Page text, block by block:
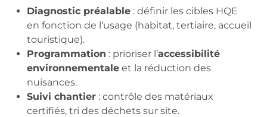
Diagnostic préalable : définir les cibles HQE
en fonction de l’usage (habitat, tertiaire, accueil
touristique).
Programmation : prioriser l’accessibilité
environnementale et la réduction des
nuisances.
Suivi chantier : contrôle des matériaux
certifiés, tri des déchets sur site.